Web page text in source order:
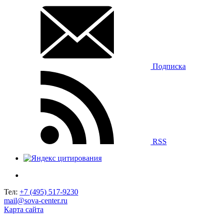
Подписка
RSS
Тел: +7 (495) 517-9230
mail@sova-center.ru
Карта сайта